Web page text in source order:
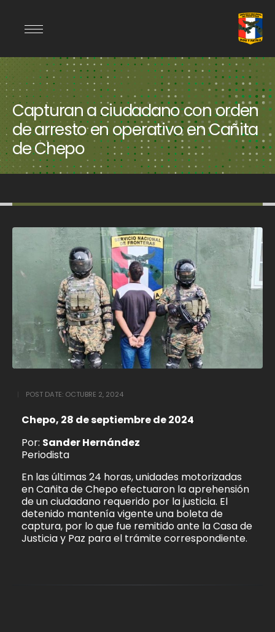
Capturan a ciudadano con orden
de arresto en operativo en Cañita
de Chepo
POST DATE: OCTUBRE 2, 2024
Chepo, 28 de septiembre de 2024
Por: Sander Hernández
Periodista
En las últimas 24 horas, unidades motorizadas
en Cañita de Chepo efectuaron la aprehensión
de un ciudadano requerido por la justicia. El
detenido mantenía vigente una boleta de
captura, por lo que fue remitido ante la Casa de
Justicia y Paz para el trámite correspondiente.